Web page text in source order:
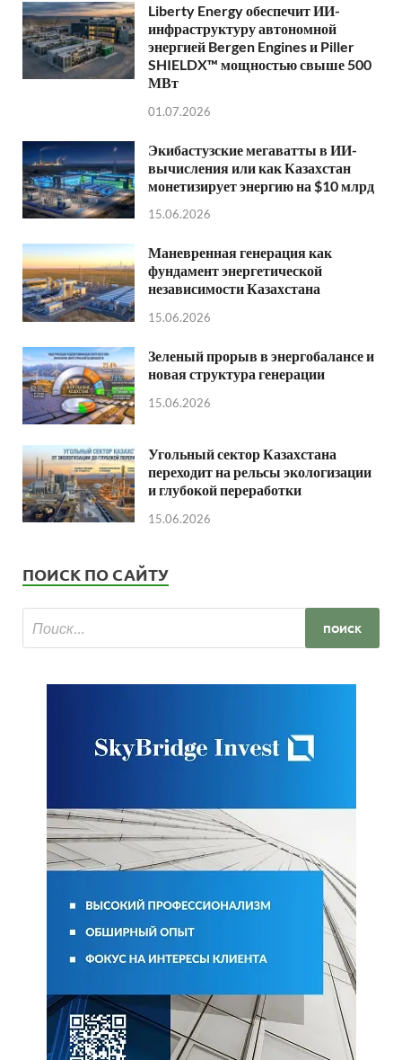
Liberty Energy обеспечит ИИ-
инфраструктуру автономной
энергией Bergen Engines и Piller
SHIELDX™ мощностью свыше 500
МВт
01.07.2026
Экибастузские мегаватты в ИИ-
вычисления или как Казахстан
монетизирует энергию на $10 млрд
15.06.2026
Маневренная генерация как
фундамент энергетической
независимости Казахстана
15.06.2026
Зеленый прорыв в энергобалансе и
новая структура генерации
15.06.2026
Угольный сектор Казахстана
переходит на рельсы экологизации
и глубокой переработки
15.06.2026
ПОИСК ПО САЙТУ